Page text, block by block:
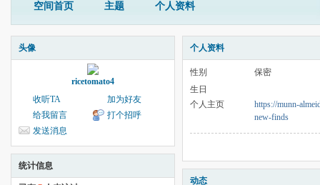
空间首页 主题 个人资料
头像
ricetomato4
收听TA
加为好友
给我留言
打个招呼
发送消息
统计信息
个人资料
性别
保密
生日
个人主页
https://munn-
new-finds
动态